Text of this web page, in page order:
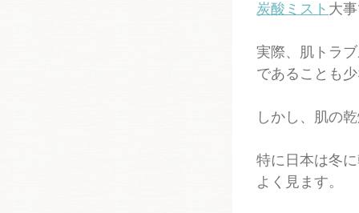
炭酸ミスト 大
実際、肌トラ
であることも
しかし、肌の
特に日本は冬
よく見ます。